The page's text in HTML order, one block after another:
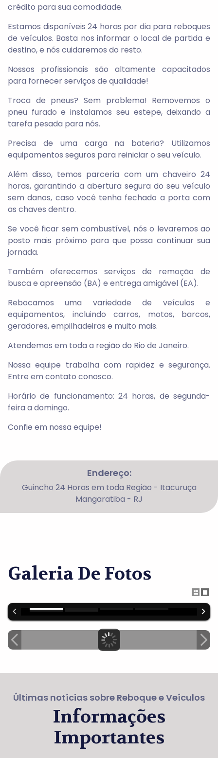
crédito para sua comodidade.
Estamos disponíveis 24 horas por dia para reboques
de veículos. Basta nos informar o local de partida e
destino, e nós cuidaremos do resto.
Nossos profissionais são altamente capacitados
para fornecer serviços de qualidade!
Troca de pneus? Sem problema! Removemos o
pneu furado e instalamos seu estepe, deixando a
tarefa pesada para nós.
Precisa de uma carga na bateria? Utilizamos
equipamentos seguros para reiniciar o seu veículo.
Além disso, temos parceria com um chaveiro 24
horas, garantindo a abertura segura do seu veículo
sem danos, caso você tenha fechado a porta com
as chaves dentro.
Se você ficar sem combustível, nós o levaremos ao
posto mais próximo para que possa continuar sua
jornada.
Também oferecemos serviços de remoção de
busca e apreensão (BA) e entrega amigável (EA).
Rebocamos uma variedade de veículos e
equipamentos, incluindo carros, motos, barcos,
geradores, empilhadeiras e muito mais.
Atendemos em toda a região do Rio de Janeiro.
Nossa equipe trabalha com rapidez e segurança.
Entre em contato conosco.
Horário de funcionamento: 24 horas, de segunda-
feira a domingo.
Confie em nossa equipe!
Endereço:
Guincho 24 Horas em toda Região - Itacuruça
Mangaratiba - RJ
Galeria De Fotos
Últimas notícias sobre Reboque e Veículos
Informações
Importantes